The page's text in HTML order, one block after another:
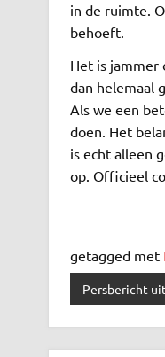
in de ruimte.
behoeft.
Het is jammer
dan helemaal
Als we een
doen. Het
is echt alleen
op. Officieel
getagged met
Persbericht